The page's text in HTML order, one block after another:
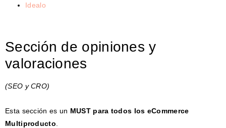
Idealo
Sección de opiniones y
valoraciones
(SEO y CRO)
Esta sección es un MUST para todos los eCommerce
Multiproducto